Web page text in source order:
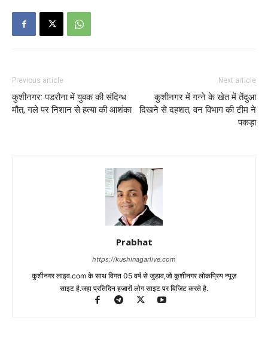
Previous article
कुशीनगर: पडरौना में युवक की संदिग्ध
मौत, गले पर निशान से हत्या की आशंका
Next article
कुशीनगर में गन्ने के खेत में तेंदुआ
दिखने से दहशत, वन विभाग की टीम ने
पकड़ा
Prabhat
https://kushinagarlive.com
कुशीनगर लाइव.com के साथ विगत 05 वर्ष से जुडाव,जो कुशीनगर लोकप्रिय न्यूज़
साइट है.जहा प्रतिदिन हजारों लोग साइट पर विजिट करते है.